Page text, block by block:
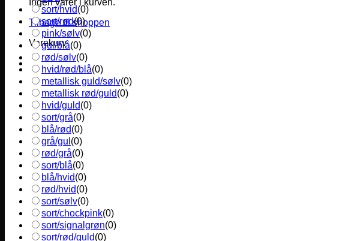
Ingen varer i kurven.
Tilbage til shoppen
Varekurv
sort/hvid(0)
sort/rød(0)
pink/sølv(0)
gul/blå(0)
rød/sølv(0)
hvid/rød/blå(0)
metallisk guld/sølv(0)
metallisk rød/guld(0)
hvid/guld(0)
sort/grå(0)
blå/rød(0)
grå/gul (0)
rød/grå(0)
sort/blå(0)
blå/hvid(0)
rød/hvid(0)
sort/sølv(0)
sort/chockpink(0)
sort/signalgrøn(0)
sort/rød/guld(0)